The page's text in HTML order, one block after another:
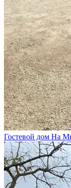
Гостевой дом На